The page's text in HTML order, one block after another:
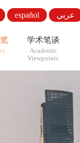
español عربي
学术笔谈
Academic
Viewpoints